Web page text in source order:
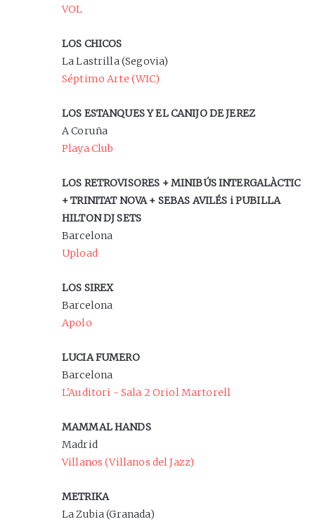
VOL
LOS CHICOS
La Lastrilla (Segovia)
Séptimo Arte (WIC)
LOS ESTANQUES Y EL CANIJO DE JEREZ
A Coruña
Playa Club
LOS RETROVISORES + MINIBÚS INTERGALÀCTIC
+ TRINITAT NOVA + SEBAS AVILÉS i PUBILLA
HILTON DJ SETS
Barcelona
Upload
LOS SIREX
Barcelona
Apolo
LUCIA FUMERO
Barcelona
L'Auditori - Sala 2 Oriol Martorell
MAMMAL HANDS
Madrid
Villanos (Villanos del Jazz)
METRIKA
La Zubia (Granada)